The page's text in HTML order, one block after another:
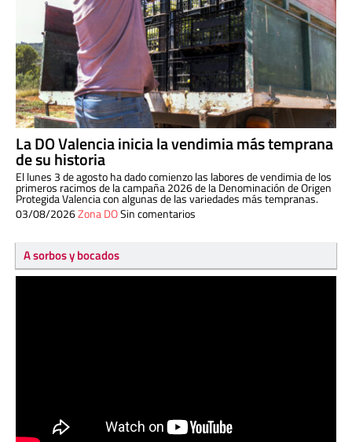
La DO Valencia inicia la vendimia más temprana
de su historia
El lunes 3 de agosto ha dado comienzo las labores de vendimia de los
primeros racimos de la campaña 2026 de la Denominación de Origen
Protegida Valencia con algunas de las variedades más tempranas.
03/08/2026Zona DOSin comentarios
A sorbos y bocados